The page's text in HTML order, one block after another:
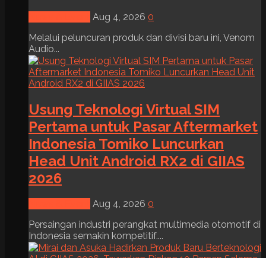
Aug 4, 2026 0
Melalui peluncuran produk dan divisi baru ini, Venom
Audio...
Usung Teknologi Virtual SIM
Pertama untuk Pasar Aftermarket
Indonesia Tomiko Luncurkan
Head Unit Android RX2 di GIIAS
2026
Aug 4, 2026 0
Persaingan industri perangkat multimedia otomotif di
Indonesia semakin kompetitif....